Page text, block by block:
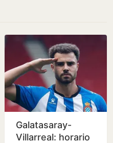
Galatasaray-
Villarreal: horario